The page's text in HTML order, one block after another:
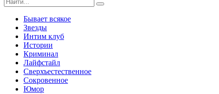
Бывает всякое
Звезды
Интим клуб
Истории
Криминал
Лайфстайл
Сверхъестественное
Сокровенное
Юмор